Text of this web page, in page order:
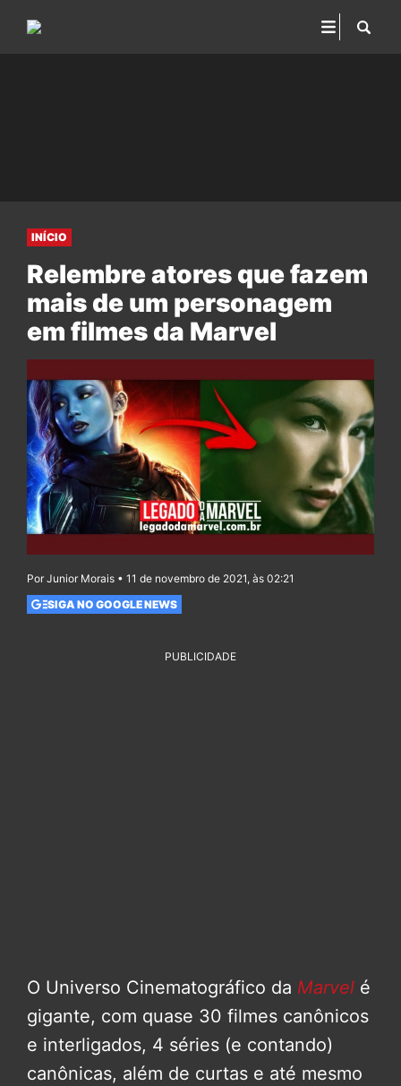
INÍCIO
Relembre atores que fazem
mais de um personagem
em filmes da Marvel
Por Junior Morais • 11 de novembro de 2021, às 02:21
SIGA NO GOOGLE NEWS
PUBLICIDADE
O Universo Cinematográfico da Marvel é
gigante, com quase 30 filmes canônicos
e interligados, 4 séries (e contando)
canônicas, além de curtas e até mesmo